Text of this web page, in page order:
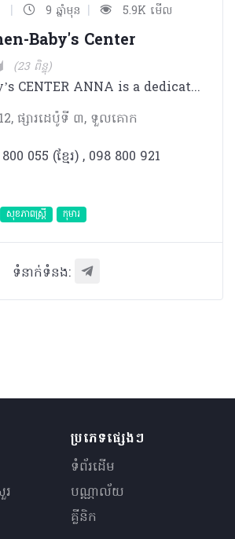
| 9 ឆ្នាំមុន | 5.9K មើល
Baby's Center
(23 ពិន្ទុ)
WOMEN-Baby’s CENTER ANNA is a dedicated women’s health clinic, devoted to the care of women in the Kingdom of Cambodia. We offer friendly and discreet personal service, the latest technology and the most comprehensive line of care for women, in any stage of life. Dr. Anna Roslyakova is a trustworthy expat doctor, a qualified and certified obstetrician-gynecologist. Her clinic offers a professional, yet personalized approach to gynecology, obstetrics and general women’s health. Whether you are pregnant, looking for a check-up, or interested in family planning services, our team of healthcare professionals is here to help. We create a Custom Care Plan for each woman we see, because we know there is no such thing as a one-size-fits-all approach to women’s health.
112, ផ្សារដេប៉ូទី ៣, ទួលគោក
055 (ខ្មែរ)​ , 098 800 921
សុខភាពស្រ្តី កុមារ
ទំនាក់ទំនង:
ប្រភេទផ្សេងៗ
ទំព័រដើម
បណ្ណាល័យ
គ្លីនិក